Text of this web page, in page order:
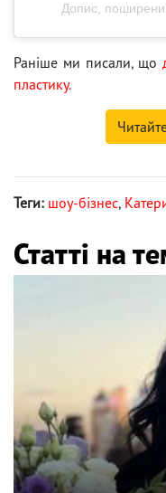
Допис,
Раніше ми писали, що
пластику.
Теги: шоу-бізнес,
Статті на